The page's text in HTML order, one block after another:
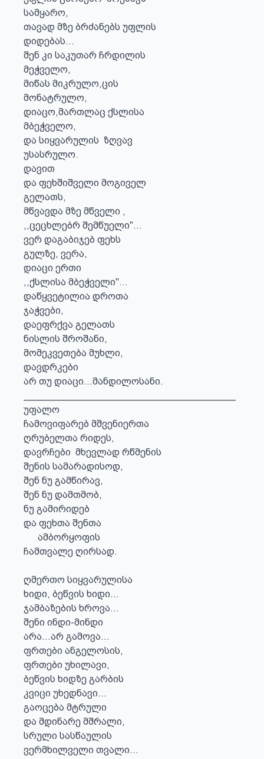
სამყარო,
თავად მზე ბრძანებს უფლის
დიდებას...
შენ კი საკუთარ ჩრდილის
მეჭველო,
მიწას მიკრულო,ცის
მონატრულო,
დიაცო,მართლაც ქსლისა
მბეჭველო,
და სიყვარულის  ზღვავ
უსასრულო.
დავით
და ფეხშიშველი მოგიველ
გელათს,
მწვავდა მზე მწველი ,
,,ცეცხლებრ შემწუელი"...
ვერ დაგაბიჯებ ფეხს
გულზე, ვერა,
დიაცი ერთი
,,ქსლისა მბეჭველი"...
დაწყვეტილია დროთა
ჯაჭვები,
დაეფრქვა გელათს
ნისლის შროშანი,
მომეკვეთება მუხლი,
დავდრკები
არ თუ დიაცი...მანდილოსანი.
უფალო
ჩამოვიფარებ მშვენიერთა
ღრუბელთა რიდეს,
დავრჩები  მხევლად რწმენის
შენის სამარადისოდ,
შენ ნუ გამწირავ,
შენ ნუ დამთმობ,
ნუ გამირიდებ
და ფეხთა შენთა
ჩამთვალე ღირსად.
ღმერთო სიყვარულისა
ხიდი, ბეწვის ხიდი...
ჯამბაზების ხროვა...
შენი ინდი-მინდი
არა...არ გამოვა...
ფრთები ანგელოსის,
ფრთები უხილავი,
ბეწვის ხიდზე გარბის
კვიცი უხედნავი...
გაოცება მტრული
და მდინარე მშრალი,
სრული სასწაულის
ვერმხილველი თვალი...